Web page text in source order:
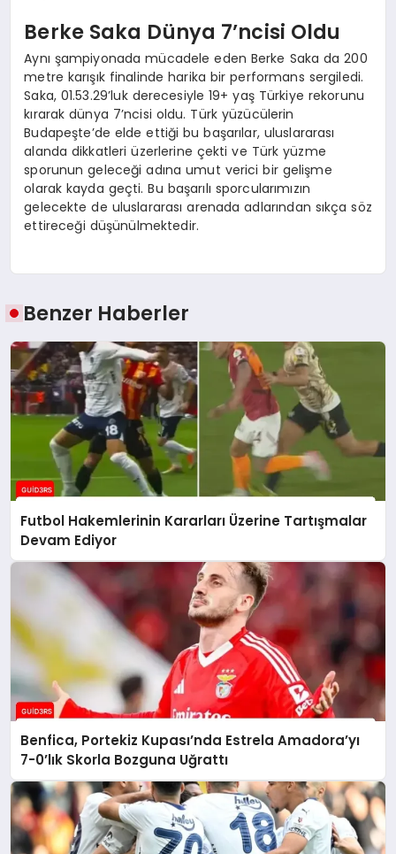
Berke Saka Dünya 7’ncisi Oldu
Aynı şampiyonada mücadele eden Berke Saka da 200
metre karışık finalinde harika bir performans sergiledi.
Saka, 01.53.29’luk derecesiyle 19+ yaş Türkiye rekorunu
kırarak dünya 7’ncisi oldu. Türk yüzücülerin
Budapeşte’de elde ettiği bu başarılar, uluslararası
alanda dikkatleri üzerlerine çekti ve Türk yüzme
sporunun geleceği adına umut verici bir gelişme
olarak kayda geçti. Bu başarılı sporcularımızın
gelecekte de uluslararası arenada adlarından sıkça söz
ettireceği düşünülmektedir.
Benzer Haberler
Futbol Hakemlerinin Kararları Üzerine Tartışmalar
Devam Ediyor
Benfica, Portekiz Kupası’nda Estrela Amadora’yı
7-0’lık Skorla Bozguna Uğrattı